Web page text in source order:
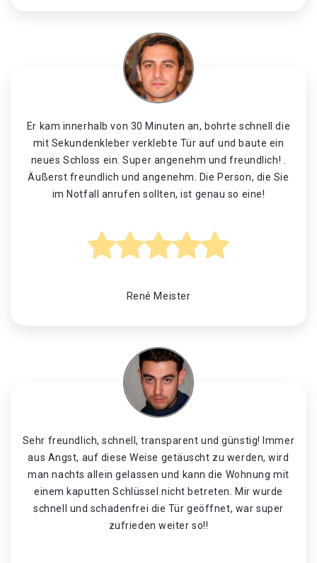
Er kam innerhalb von 30 Minuten an, bohrte schnell die
mit Sekundenkleber verklebte Tür auf und baute ein
neues Schloss ein. Super angenehm und freundlich! .
Äußerst freundlich und angenehm. Die Person, die Sie
im Notfall anrufen sollten, ist genau so eine!
René Meister
Sehr freundlich, schnell, transparent und günstig! Immer
aus Angst, auf diese Weise getäuscht zu werden, wird
man nachts allein gelassen und kann die Wohnung mit
einem kaputten Schlüssel nicht betreten. Mir wurde
schnell und schadenfrei die Tür geöffnet, war super
zufrieden weiter so!!